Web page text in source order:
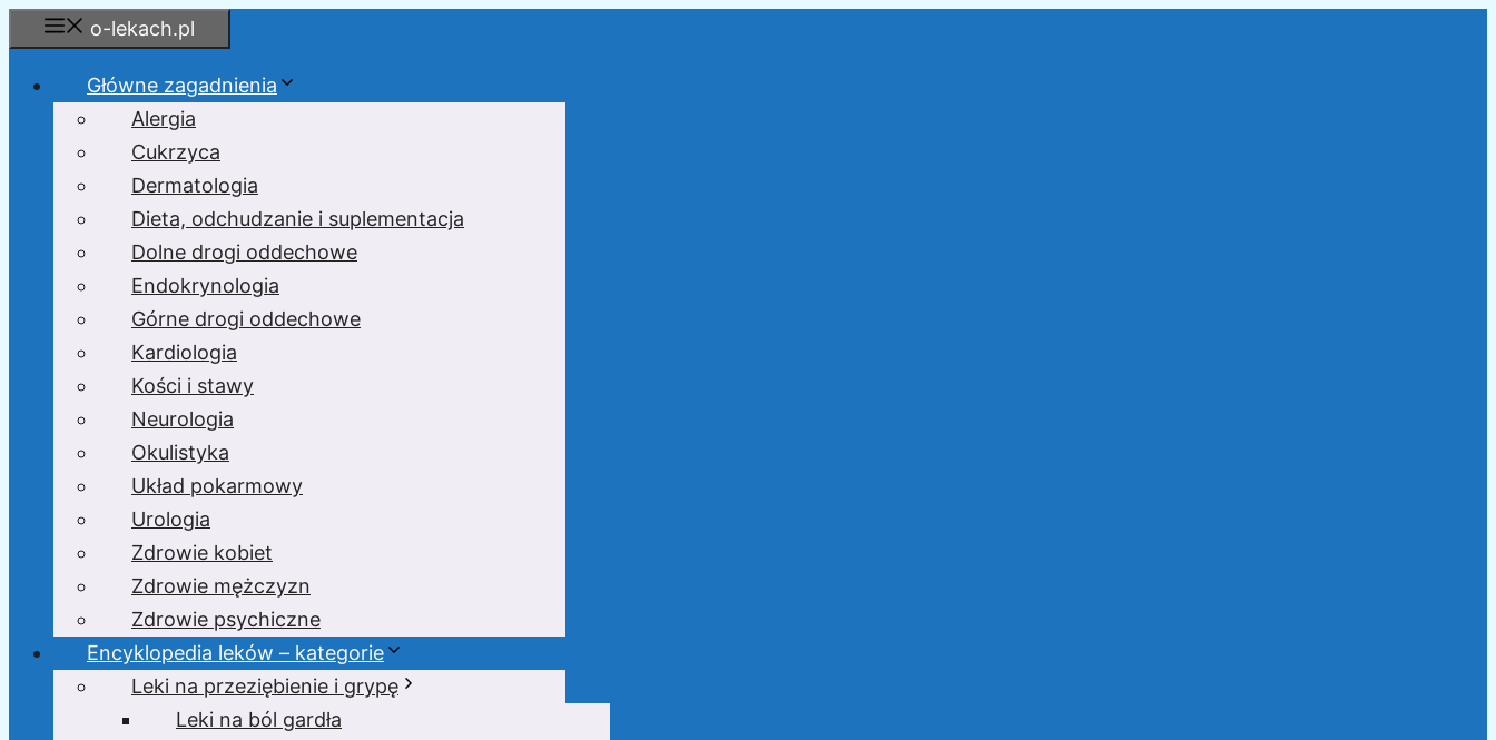
Przejdź
do
o-lekach.pl
Główne zagadnienia
Alergia
Cukrzyca
Dermatologia
Dieta, odchudzanie i suplementacja
Dolne drogi oddechowe
Endokrynologia
Górne drogi oddechowe
Kardiologia
Kości i stawy
Neurologia
Okulistyka
Układ pokarmowy
Urologia
Zdrowie kobiet
Zdrowie mężczyzn
Zdrowie psychiczne
Encyklopedia leków – kategorie
Leki na przeziębienie i grypę
Leki na ból gardła